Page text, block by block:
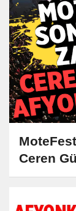
Ceren